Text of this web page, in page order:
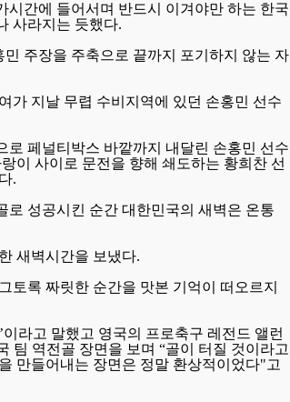
시간에 들어서며 반드시 이겨야만 하는 한국
사라지는 듯했다.
주장을 주축으로 끝까지 포기하지 않는 자
가 지날 무렵 수비지역에 있던 손홍민 선수
로 페널티박스 바깥까지 내달린 손홍민 선수
이 사이로 문전을 향해 쇄도하는 황희찬 선
.
로 성공시킨 순간 대한민국의 새벽은 온통
새벽시간을 보냈다.
토록 짜릿한 순간을 맛본 기억이 떠오르지
라고 말했고 영국의 프로축구 레전드 앨런
팀 역전골 장면을 보며 “골이 터질 것이라고
만들어내는 장면은 정말 환상적이었다"고